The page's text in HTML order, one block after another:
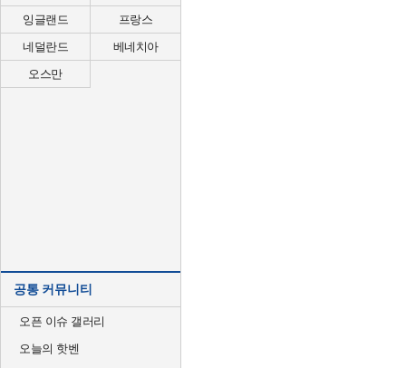
잉글랜드
프랑스
네덜란드
베네치아
오스만
공통 커뮤니티
오픈 이슈 갤러리
오늘의 핫벤